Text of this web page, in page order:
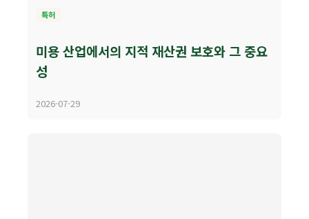
특허
미용 산업에서의 지적 재산권 보호와 그 중요
성
2026-07-29